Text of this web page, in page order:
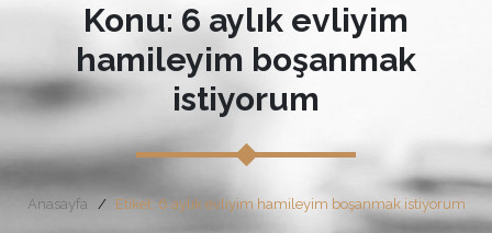
Konu: 6 aylık evliyim
hamileyim boşanmak
istiyorum
Anasayfa Etiket: 6 aylık evliyim hamileyim boşanmak istiyorum